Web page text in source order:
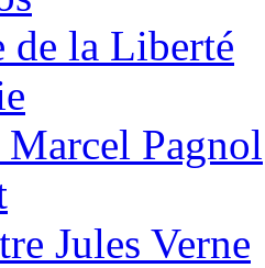
de la Liberté
Marcel Pagnol
Jules Verne